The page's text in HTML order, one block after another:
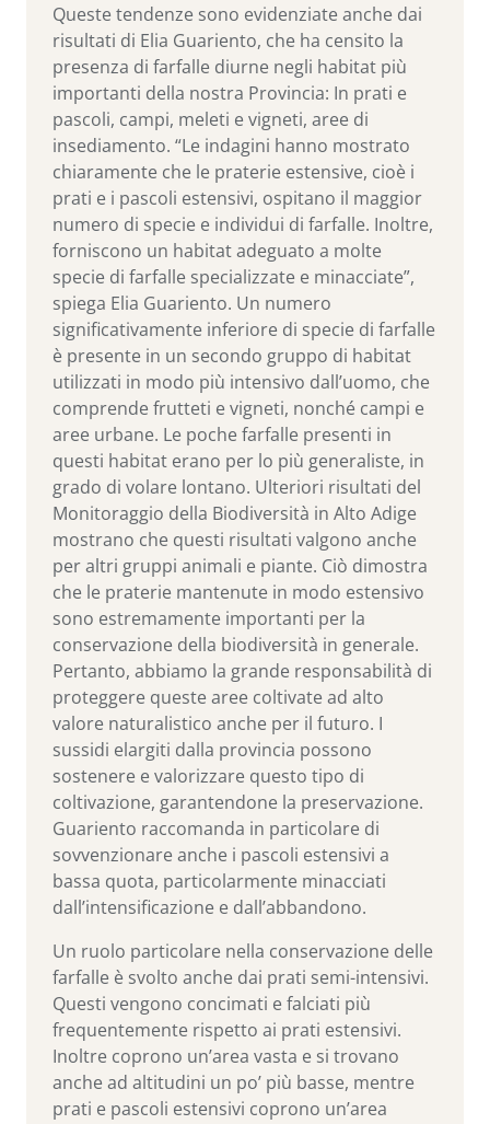
Queste tendenze sono evidenziate anche dai
risultati di Elia Guariento, che ha censito la
presenza di farfalle diurne negli habitat più
importanti della nostra Provincia: In prati e
pascoli, campi, meleti e vigneti, aree di
insediamento. “Le indagini hanno mostrato
chiaramente che le praterie estensive, cioè i
prati e i pascoli estensivi, ospitano il maggior
numero di specie e individui di farfalle. Inoltre,
forniscono un habitat adeguato a molte
specie di farfalle specializzate e minacciate”,
spiega Elia Guariento. Un numero
significativamente inferiore di specie di farfalle
è presente in un secondo gruppo di habitat
utilizzati in modo più intensivo dall’uomo, che
comprende frutteti e vigneti, nonché campi e
aree urbane. Le poche farfalle presenti in
questi habitat erano per lo più generaliste, in
grado di volare lontano. Ulteriori risultati del
Monitoraggio della Biodiversità in Alto Adige
mostrano che questi risultati valgono anche
per altri gruppi animali e piante. Ciò dimostra
che le praterie mantenute in modo estensivo
sono estremamente importanti per la
conservazione della biodiversità in generale.
Pertanto, abbiamo la grande responsabilità di
proteggere queste aree coltivate ad alto
valore naturalistico anche per il futuro. I
sussidi elargiti dalla provincia possono
sostenere e valorizzare questo tipo di
coltivazione, garantendone la preservazione.
Guariento raccomanda in particolare di
sovvenzionare anche i pascoli estensivi a
bassa quota, particolarmente minacciati
dall’intensificazione e dall’abbandono.
Un ruolo particolare nella conservazione delle
farfalle è svolto anche dai prati semi-intensivi.
Questi vengono concimati e falciati più
frequentemente rispetto ai prati estensivi.
Inoltre coprono un’area vasta e si trovano
anche ad altitudini un po’ più basse, mentre
prati e pascoli estensivi coprono un’area